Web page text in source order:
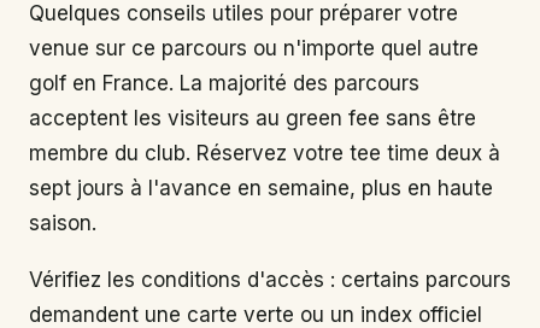
Quelques conseils utiles pour préparer votre
venue sur ce parcours ou n'importe quel autre
golf en France. La majorité des parcours
acceptent les visiteurs au green fee sans être
membre du club. Réservez votre tee time deux à
sept jours à l'avance en semaine, plus en haute
saison.
Vérifiez les conditions d'accès : certains parcours
demandent une carte verte ou un index officiel